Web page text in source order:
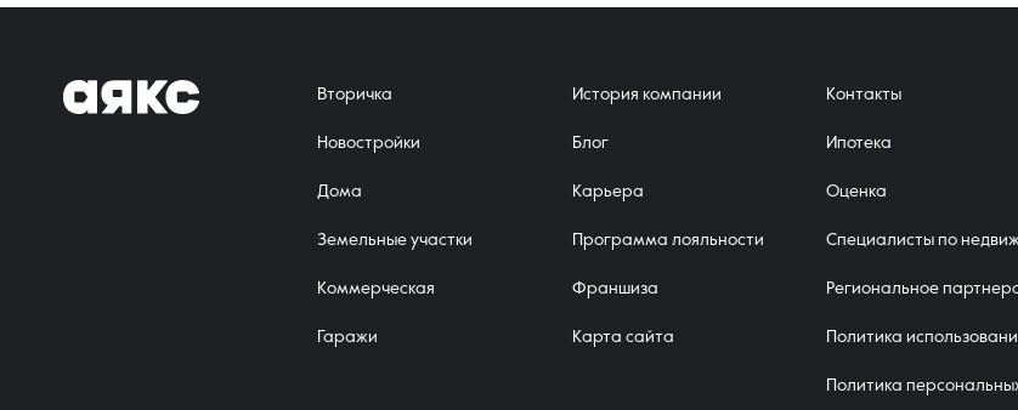
Вторичка
Новостройки
Дома
Земельные участки
Коммерческая
Гаражи
История компании
Блог
Карьера
Программа лояльности
Франшиза
Карта сайта
Контакты
Ипотека
Оценка
Специалисты по
Региональное
Политика
Политика